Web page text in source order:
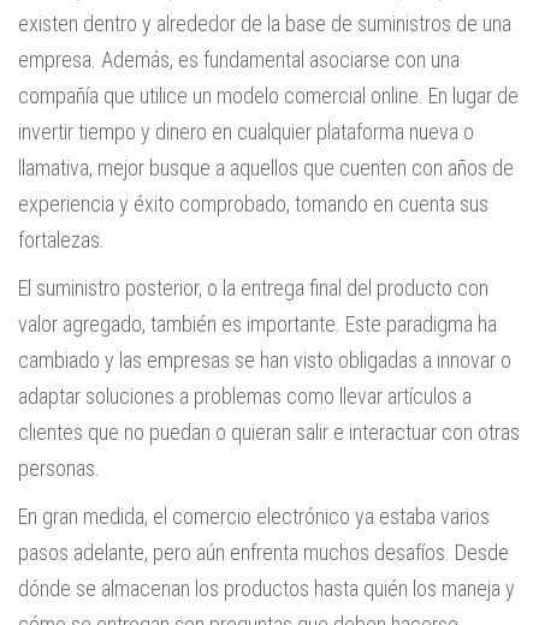
existen dentro y alrededor de la base de suministros de una
empresa. Además, es fundamental asociarse con una
compañía que utilice un modelo comercial online. En lugar de
invertir tiempo y dinero en cualquier plataforma nueva o
llamativa, mejor busque a aquellos que cuenten con años de
experiencia y éxito comprobado, tomando en cuenta sus
fortalezas.
El suministro posterior, o la entrega final del producto con
valor agregado, también es importante. Este paradigma ha
cambiado y las empresas se han visto obligadas a innovar o
adaptar soluciones a problemas como llevar artículos a
clientes que no puedan o quieran salir e interactuar con otras
personas.
En gran medida, el comercio electrónico ya estaba varios
pasos adelante, pero aún enfrenta muchos desafíos. Desde
dónde se almacenan los productos hasta quién los maneja y